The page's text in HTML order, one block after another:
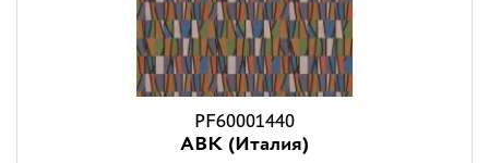
PF60001440
ABK (Италия)